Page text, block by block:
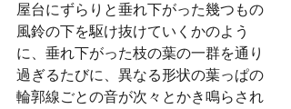
屋台にずらりと垂れ下がった幾つもの
風鈴の下を駆け抜けていくかのよう
に、垂れ下がった枝の葉の一群を通り
過ぎるたびに、異なる形状の葉っぱの
輪郭線ごとの音が次々とかき鳴らされ